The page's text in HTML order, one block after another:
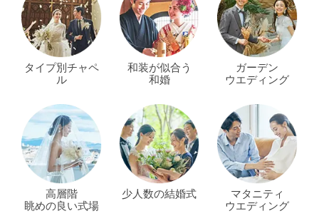
タイプ別チャペ
ル
和装が似合う
和婚
ガーデン
ウエディング
高層階
眺めの良い式場
少人数の結婚式
マタニティ
ウエディング